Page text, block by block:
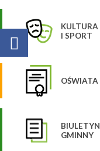
KULTURA
I SPORT
OŚWIATA
BIULETYN
GMINNY